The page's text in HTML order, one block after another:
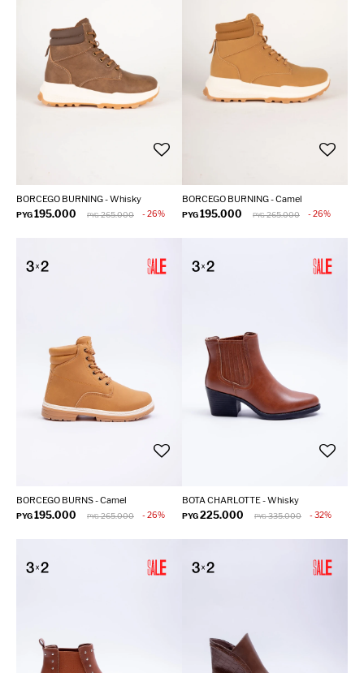
BORCEGO BURNING - Whisky
PYG195.000 PYG 265.000 26
BORCEGO BURNING - Camel
PYG195.000 PYG 265.000 26
BORCEGO BURNS - Camel
PYG195.000 PYG 265.000 26
BOTA CHARLOTTE - Whisky
PYG225.000 PYG 335.000 32